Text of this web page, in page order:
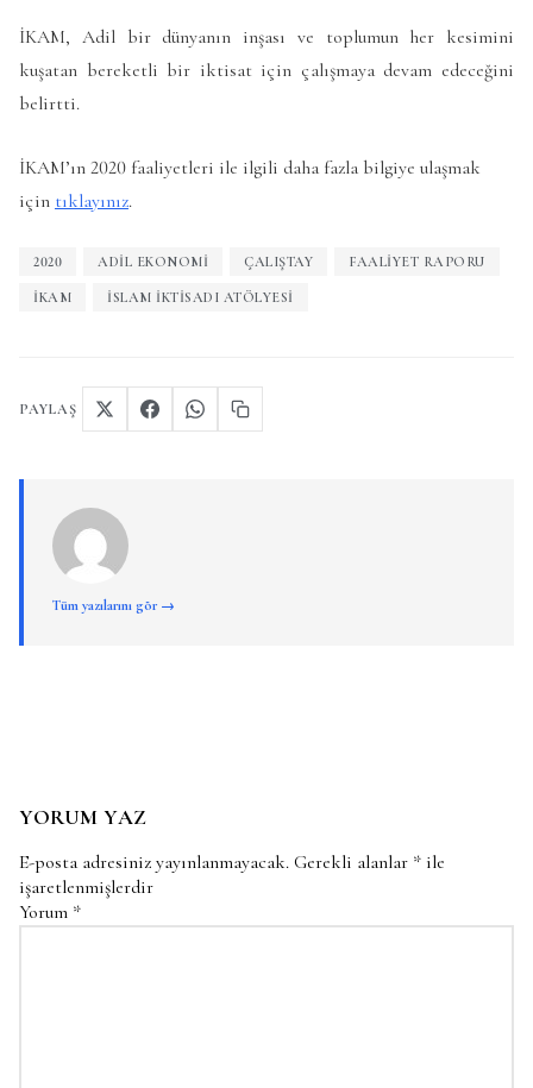
İKAM, Adil bir dünyanın inşası ve toplumun her kesimini
kuşatan bereketli bir iktisat için çalışmaya devam edeceğini
belirtti.
İKAM’ın 2020 faaliyetleri ile ilgili daha fazla bilgiye ulaşmak
için tıklayınız.
2020 ADIL EKONOMI ÇALIŞTAY FAALIYET RAPORU
IKAM ISLAM IKTISADI ATÖLYESI
PAYLAŞ
Tüm yazılarını gör →
YORUM YAZ
E-posta adresiniz yayınlanmayacak. Gerekli alanlar * ile
işaretlenmişlerdir
Yorum *